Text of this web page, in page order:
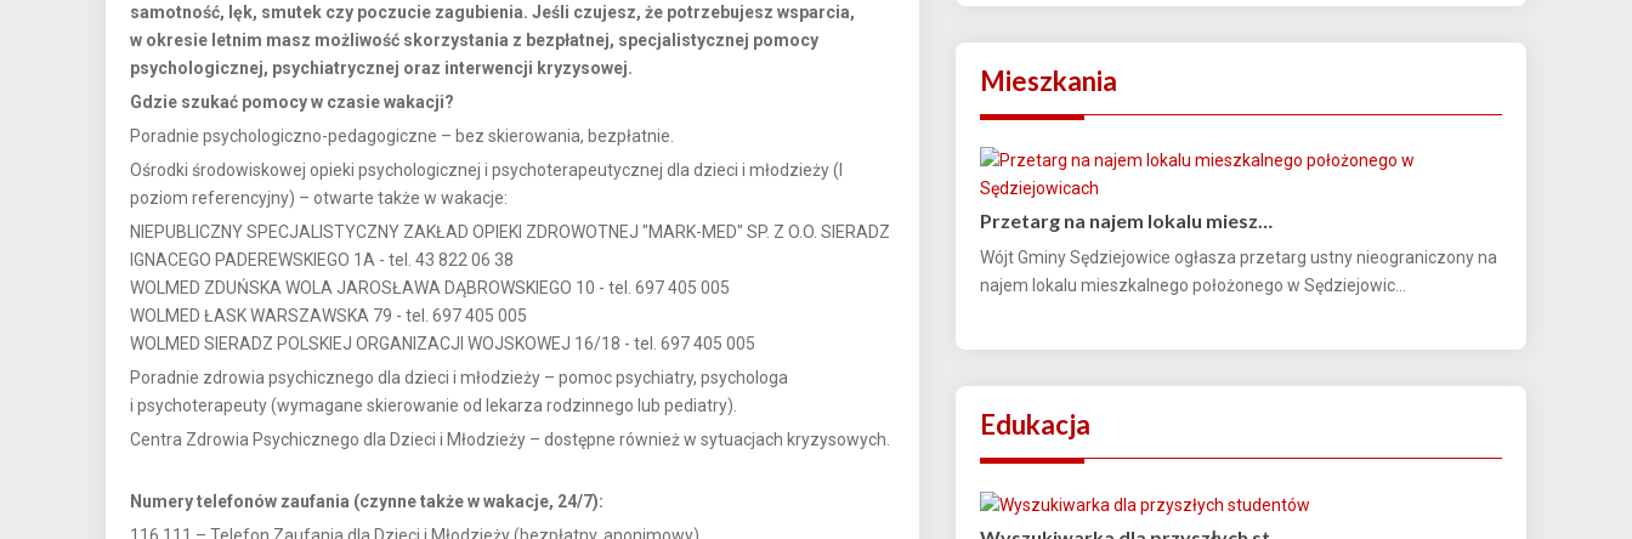
samotność, lęk, smutek czy poczucie zagubienia. Jeśli czujesz, że potrzebujesz wsparcia,
w okresie letnim masz możliwość skorzystania z bezpłatnej, specjalistycznej pomocy
psychologicznej, psychiatrycznej oraz interwencji kryzysowej.
Gdzie szukać pomocy w czasie wakacji?
Poradnie psychologiczno-pedagogiczne – bez skierowania, bezpłatnie.
Ośrodki środowiskowej opieki psychologicznej i psychoterapeutycznej dla dzieci i młodzieży (I
poziom referencyjny) – otwarte także w wakacje:
NIEPUBLICZNY SPECJALISTYCZNY ZAKŁAD OPIEKI ZDROWOTNEJ "MARK-MED" SP. Z O.O. SIERADZ
IGNACEGO PADEREWSKIEGO 1A - tel. 43 822 06 38
WOLMED ZDUŃSKA WOLA JAROSŁAWA DĄBROWSKIEGO 10 - tel. 697 405 005
WOLMED ŁASK WARSZAWSKA 79 - tel. 697 405 005
WOLMED SIERADZ POLSKIEJ ORGANIZACJI WOJSKOWEJ 16/18 - tel. 697 405 005
Poradnie zdrowia psychicznego dla dzieci i młodzieży – pomoc psychiatry, psychologa
i psychoterapeuty (wymagane skierowanie od lekarza rodzinnego lub pediatry).
Centra Zdrowia Psychicznego dla Dzieci i Młodzieży – dostępne również w sytuacjach kryzysowych.
Numery telefonów zaufania (czynne także w wakacje, 24/7):
116 111 – Telefon Zaufania dla Dzieci i Młodzieży (bezpłatny, anonimowy).
Mieszkania
Przetarg na najem lokalu miesz…
Wójt Gminy Sędziejowice ogłasza przetarg ustny nieograniczony na
najem lokalu mieszkalnego położonego w Sędziejowic...
Edukacja